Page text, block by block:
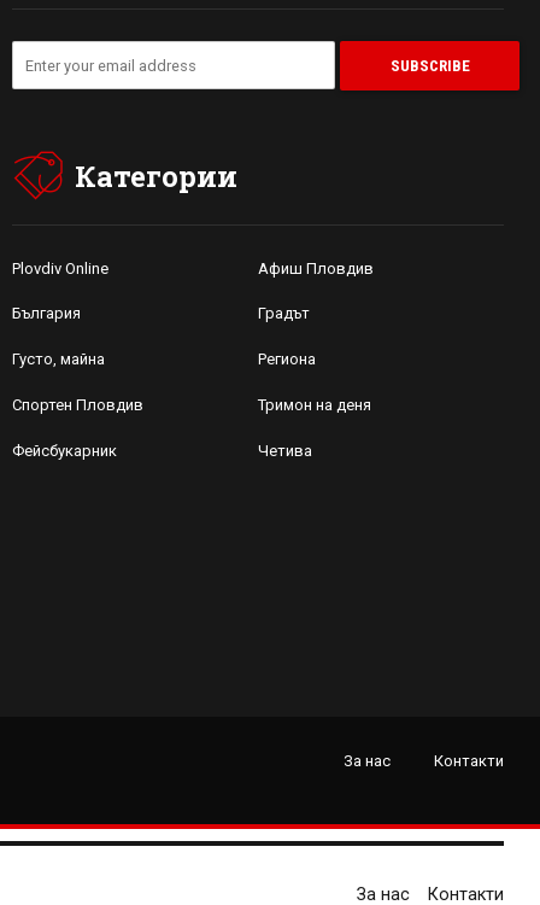
Категории
Plovdiv Online Афиш Пловдив
България Градът
Густо, майна Региона
Спортен Пловдив Тримон на деня
Фейсбукарник Четива
За нас Контакти
За нас Контакти